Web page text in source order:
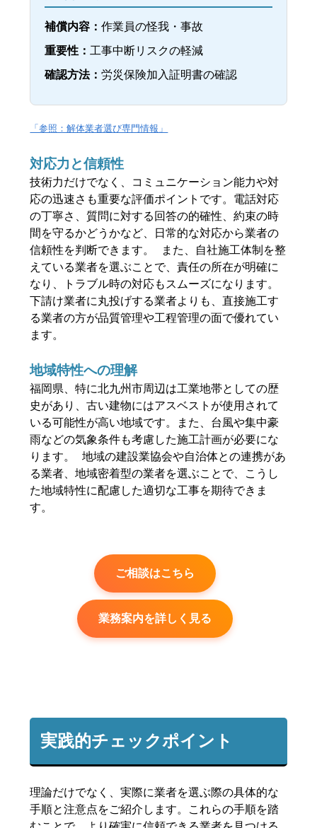
補償内容：作業員の怪我・事故
重要性：工事中断リスクの軽減
確認方法：労災保険加入証明書の確認
「参照：解体業者選び専門情報」
対応力と信頼性
技術力だけでなく、コミュニケーション能力や対
応の迅速さも重要な評価ポイントです。電話対応
の丁寧さ、質問に対する回答の的確性、約束の時
間を守るかどうかなど、日常的な対応から業者の
信頼性を判断できます。 また、自社施工体制を整
えている業者を選ぶことで、責任の所在が明確に
なり、トラブル時の対応もスムーズになります。
下請け業者に丸投げする業者よりも、直接施工す
る業者の方が品質管理や工程管理の面で優れてい
ます。
地域特性への理解
福岡県、特に北九州市周辺は工業地帯としての歴
史があり、古い建物にはアスベストが使用されて
いる可能性が高い地域です。また、台風や集中豪
雨などの気象条件も考慮した施工計画が必要にな
ります。 地域の建設業協会や自治体との連携があ
る業者、地域密着型の業者を選ぶことで、こうし
た地域特性に配慮した適切な工事を期待できま
す。
ご相談はこちら
業務案内を詳しく見る
実践的チェックポイント
理論だけでなく、実際に業者を選ぶ際の具体的な
手順と注意点をご紹介します。これらの手順を踏